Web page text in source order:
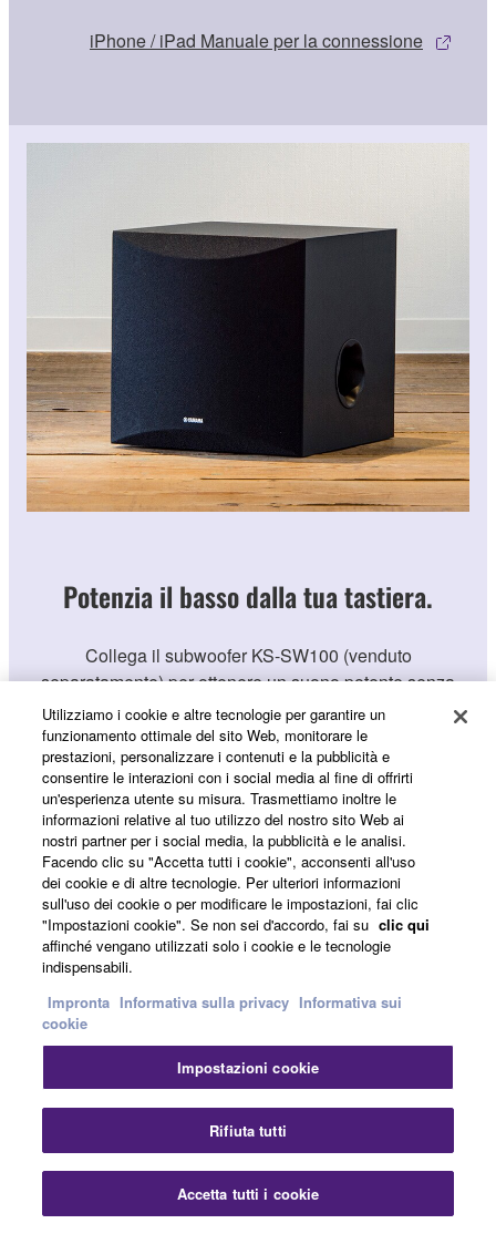
iPhone / iPad Manuale per la connessione
Potenzia il basso dalla tua tastiera.
Collega il subwoofer KS-SW100 (venduto
separatamente) per ottenere un suono potente senza
l'uso di un sistema PA.
Click here for Quick Tutorial Videos!
Prodotti correlati
Utilizziamo i cookie e altre tecnologie per garantire un
funzionamento ottimale del sito Web, monitorare le
prestazioni, personalizzare i contenuti e la pubblicità e
consentire le interazioni con i social media al fine di offrirti
un'esperienza utente su misura. Trasmettiamo inoltre le
informazioni relative al tuo utilizzo del nostro sito Web ai
nostri partner per i social media, la pubblicità e le analisi.
Facendo clic su "Accetta tutti i cookie", acconsenti all'uso
dei cookie e di altre tecnologie. Per ulteriori informazioni
sull'uso dei cookie o per modificare le impostazioni, fai clic
"Impostazioni cookie". Se non sei d'accordo, fai su clic qui
affinché vengano utilizzati solo i cookie e le tecnologie
indispensabili.
Impronta Informativa sulla privacy Informativa sui
cookie
Impostazioni cookie
Rifiuta tutti
Accetta tutti i cookie